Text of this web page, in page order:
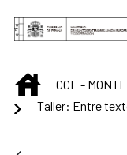
Skip to Main
INICIO
CCE -
Taller: Entre